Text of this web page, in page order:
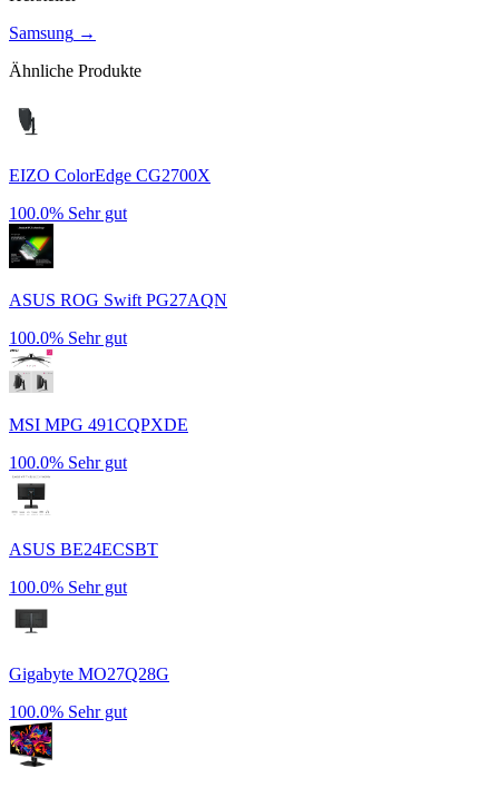
Samsung →
Ähnliche Produkte
EIZO ColorEdge CG2700X
100.0% Sehr gut
ASUS ROG Swift PG27AQN
100.0% Sehr gut
MSI MPG 491CQPXDE
100.0% Sehr gut
ASUS BE24ECSBT
100.0% Sehr gut
Gigabyte MO27Q28G
100.0% Sehr gut